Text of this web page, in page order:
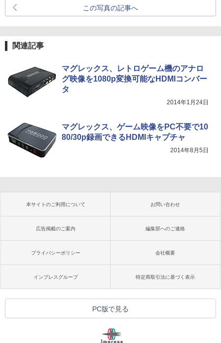
この写真の記事へ
関連記事
マグレックス、レトロゲーム機のアナロ
グ映像を1080p変換可能なHDMIコンバー
タ
2014年1月24日
マグレックス、ゲーム映像をPC不要で10
80/30p録画できるHDMIキャプチャ
2014年8月5日
本サイトのご利用について お問い合わせ
広告掲載のご案内 編集部へのご連絡
プライバシーポリシー 会社概要
インプレスグループ 特定商取引法に基づく表示
PC版で見る